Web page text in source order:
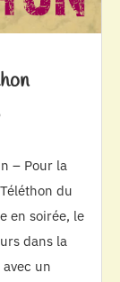
– Pour la
du
en soirée, le
dans la
un